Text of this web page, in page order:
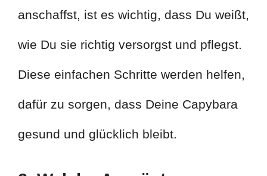
anschaffst, ist es wichtig, dass Du weißt,
wie Du sie richtig versorgst und pflegst.
Diese einfachen Schritte werden helfen,
dafür zu sorgen, dass Deine Capybara
gesund und glücklich bleibt.